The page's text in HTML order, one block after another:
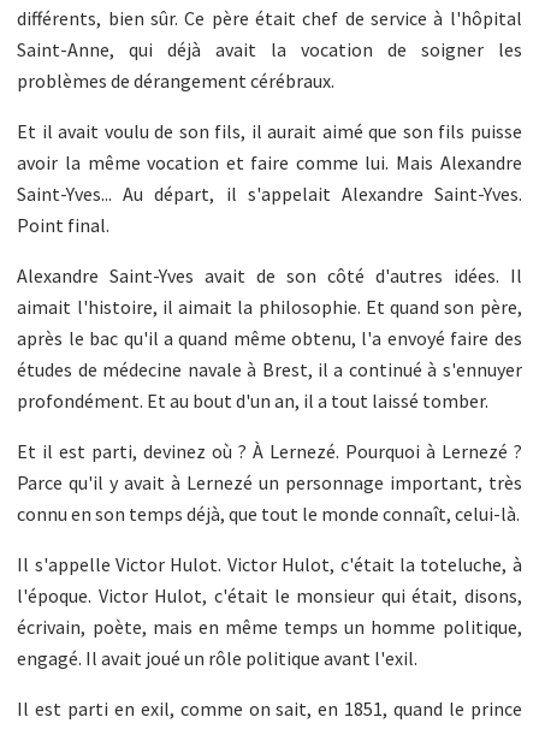
différents, bien sûr. Ce père était chef de service à l'hôpital
Saint-Anne, qui déjà avait la vocation de soigner les
problèmes de dérangement cérébraux.
Et il avait voulu de son fils, il aurait aimé que son fils puisse
avoir la même vocation et faire comme lui. Mais Alexandre
Saint-Yves... Au départ, il s'appelait Alexandre Saint-Yves.
Point final.
Alexandre Saint-Yves avait de son côté d'autres idées. Il
aimait l'histoire, il aimait la philosophie. Et quand son père,
après le bac qu'il a quand même obtenu, l'a envoyé faire des
études de médecine navale à Brest, il a continué à s'ennuyer
profondément. Et au bout d'un an, il a tout laissé tomber.
Et il est parti, devinez où ? À Lernezé. Pourquoi à Lernezé ?
Parce qu'il y avait à Lernezé un personnage important, très
connu en son temps déjà, que tout le monde connaît, celui-là.
Il s'appelle Victor Hulot. Victor Hulot, c'était la toteluche, à
l'époque. Victor Hulot, c'était le monsieur qui était, disons,
écrivain, poète, mais en même temps un homme politique,
engagé. Il avait joué un rôle politique avant l'exil.
Il est parti en exil, comme on sait, en 1851, quand le prince